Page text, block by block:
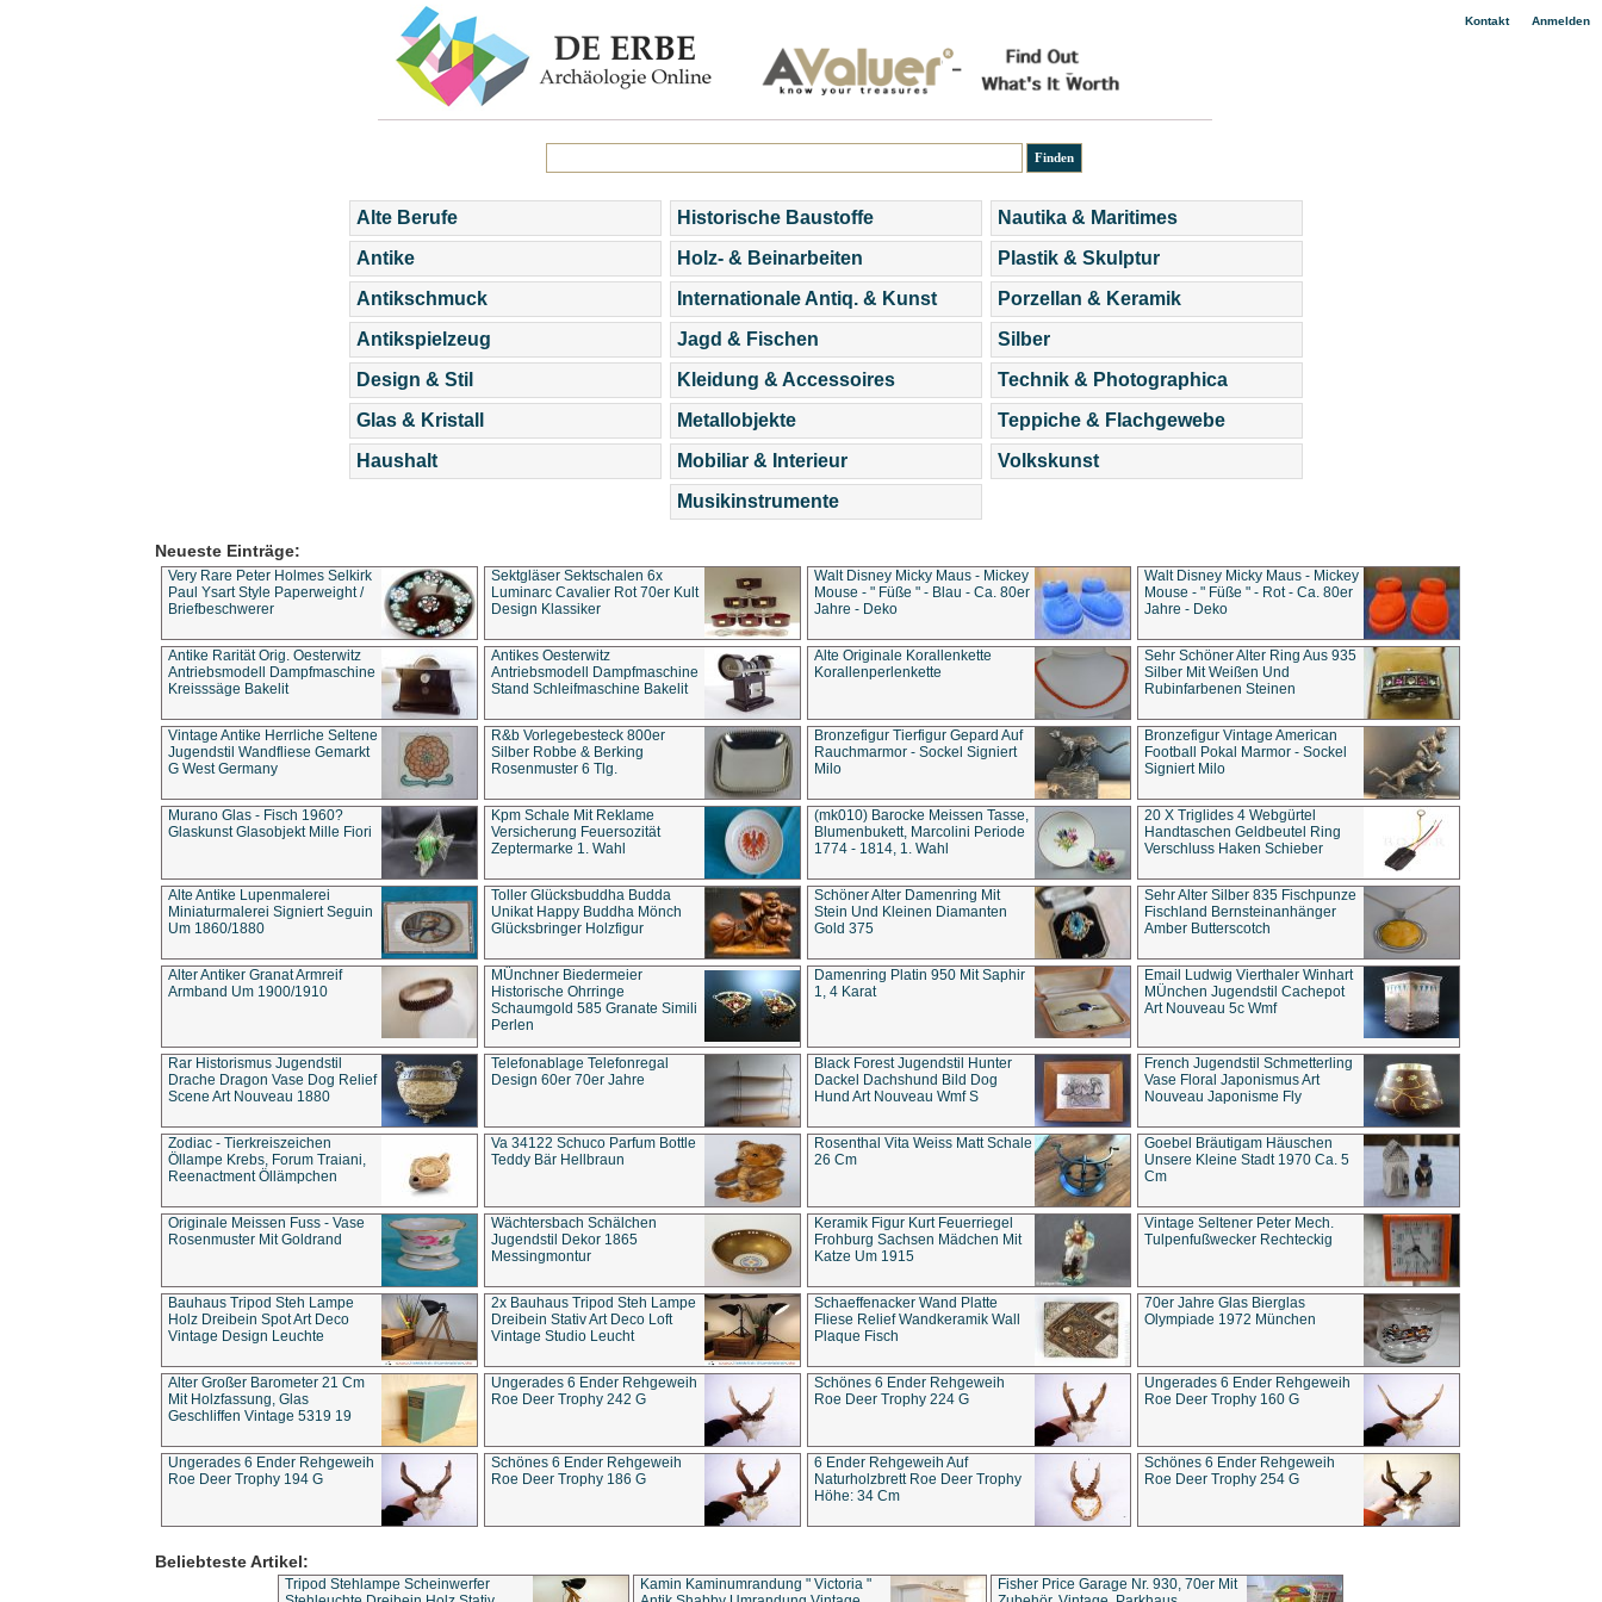
Kontakt| Anmelden
Alte Berufe
Antike
Antikschmuck
Antikspielzeug
Design & Stil
Glas & Kristall
Haushalt
Historische Baustoffe
Holz- & Beinarbeiten
Internationale Antiq. & Kunst
Jagd & Fischen
Kleidung & Accessoires
Metallobjekte
Mobiliar & Interieur
Musikinstrumente
Nautika & Maritimes
Plastik & Skulptur
Porzellan & Keramik
Silber
Technik & Photographica
Teppiche & Flachgewebe
Volkskunst
Neueste Einträge:
Very Rare Peter Holmes Selkirk
Paul Ysart Style Paperweight /
Briefbeschwerer
Sektgläser Sektschalen 6x
Luminarc Cavalier Rot 70er Kult
Design Klassiker
Walt Disney Micky Maus - Mickey
Mouse - " Füße " - Blau - Ca. 80er
Jahre - Deko
Walt Disney Micky Maus - Mickey
Mouse - " Füße " - Rot - Ca. 80er
Jahre - Deko
Antike Rarität Orig. Oesterwitz
Antriebsmodell Dampfmaschine
Kreisssäge Bakelit
Antikes Oesterwitz
Antriebsmodell Dampfmaschine
Stand Schleifmaschine Bakelit
Alte Originale Korallenkette
Korallenperlenkette
Sehr Schöner Alter Ring Aus 935
Silber Mit Weißen Und
Rubinfarbenen Steinen
Vintage Antike Herrliche Seltene
Jugendstil Wandfliese Gemarkt
G West Germany
R&b Vorlegebesteck 800er
Silber Robbe & Berking
Rosenmuster 6 Tlg.
Bronzefigur Tierfigur Gepard Auf
Rauchmarmor - Sockel Signiert
Milo
Bronzefigur Vintage American
Football Pokal Marmor - Sockel
Signiert Milo
Murano Glas - Fisch 1960?
Glaskunst Glasobjekt Mille Fiori
Kpm Schale Mit Reklame
Versicherung Feuersozität
Zeptermarke 1. Wahl
(mk010) Barocke Meissen Tasse,
Blumenbukett, Marcolini Periode
1774 - 1814, 1. Wahl
20 X Triglides 4 Webgürtel
Handtaschen Geldbeutel Ring
Verschluss Haken Schieber
Alte Antike Lupenmalerei
Miniaturmalerei Signiert Seguin
Um 1860/1880
Toller Glücksbuddha Budda
Unikat Happy Buddha Mönch
Glücksbringer Holzfigur
Schöner Alter Damenring Mit
Stein Und Kleinen Diamanten
Gold 375
Sehr Alter Silber 835 Fischpunze
Fischland Bernsteinanhänger
Amber Butterscotch
Alter Antiker Granat Armreif
Armband Um 1900/1910
MÜnchner Biedermeier
Historische Ohrringe
Schaumgold 585 Granate Simili
Perlen
Damenring Platin 950 Mit Saphir
1, 4 Karat
Email Ludwig Vierthaler Winhart
MÜnchen Jugendstil Cachepot
Art Nouveau 5c Wmf
Rar Historismus Jugendstil
Drache Dragon Vase Dog Relief
Scene Art Nouveau 1880
Telefonablage Telefonregal
Design 60er 70er Jahre
Black Forest Jugendstil Hunter
Dackel Dachshund Bild Dog
Hund Art Nouveau Wmf S
French Jugendstil Schmetterling
Vase Floral Japonismus Art
Nouveau Japonisme Fly
Zodiac - Tierkreiszeichen
Öllampe Krebs, Forum Traiani,
Reenactment Öllämpchen
Va 34122 Schuco Parfum Bottle
Teddy Bär Hellbraun
Rosenthal Vita Weiss Matt Schale
26 Cm
Goebel Bräutigam Häuschen
Unsere Kleine Stadt 1970 Ca. 5
Cm
Originale Meissen Fuss - Vase
Rosenmuster Mit Goldrand
Wächtersbach Schälchen
Jugendstil Dekor 1865
Messingmontur
Keramik Figur Kurt Feuerriegel
Frohburg Sachsen Mädchen Mit
Katze Um 1915
Vintage Seltener Peter Mech.
Tulpenfußwecker Rechteckig
Bauhaus Tripod Steh Lampe
Holz Dreibein Spot Art Deco
Vintage Design Leuchte
2x Bauhaus Tripod Steh Lampe
Dreibein Stativ Art Deco Loft
Vintage Studio Leucht
Schaeffenacker Wand Platte
Fliese Relief Wandkeramik Wall
Plaque Fisch
70er Jahre Glas Bierglas
Olympiade 1972 München
Alter Großer Barometer 21 Cm
Mit Holzfassung, Glas
Geschliffen Vintage 5319 19
Ungerades 6 Ender Rehgeweih
Roe Deer Trophy 242 G
Schönes 6 Ender Rehgeweih
Roe Deer Trophy 224 G
Ungerades 6 Ender Rehgeweih
Roe Deer Trophy 160 G
Ungerades 6 Ender Rehgeweih
Roe Deer Trophy 194 G
Schönes 6 Ender Rehgeweih
Roe Deer Trophy 186 G
6 Ender Rehgeweih Auf
Naturholzbrett Roe Deer Trophy
Höhe: 34 Cm
Schönes 6 Ender Rehgeweih
Roe Deer Trophy 254 G
Beliebteste Artikel:
Tripod Stehlampe Scheinwerfer
Kamin Kaminumrandung " Victoria "
Fisher Price Garage Nr. 930, 70er Mit